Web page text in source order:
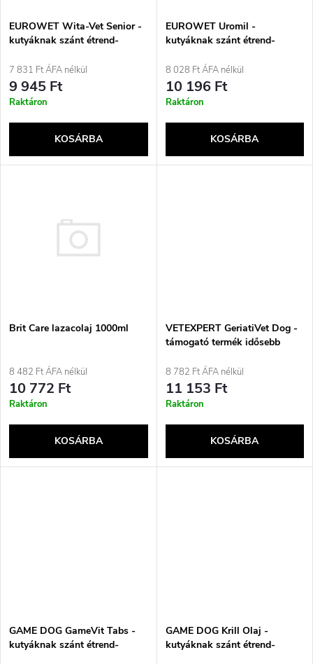
e
k
r
n
é
e
é
k
e
k
l
j
a
EUROWET Wita-Vet Senior -
kutyáknak szánt étrend-
7 831 Ft ÁFA nélkül
9 945 Ft
Raktáron
KOSÁRBA
EUROWET Uromil -
kutyáknak szánt étrend-
8 028 Ft ÁFA nélkül
10 196 Ft
Raktáron
KOSÁRBA
Brit Care lazacolaj 1000ml
8 482 Ft ÁFA nélkül
10 772 Ft
Raktáron
KOSÁRBA
VETEXPERT GeriatiVet Dog -
támogató termék idősebb
8 782 Ft ÁFA nélkül
11 153 Ft
Raktáron
KOSÁRBA
GAME DOG GameVit Tabs -
kutyáknak szánt étrend-
GAME DOG Krill Olaj -
kutyáknak szánt étrend-